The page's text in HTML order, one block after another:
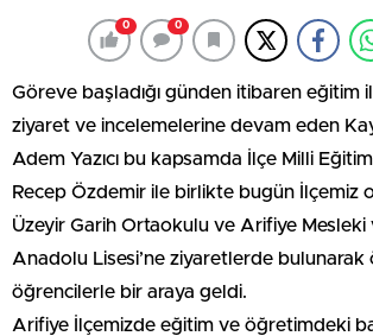
0 0
Göreve başladığı günden itibaren eğitim
ziyaret ve incelemelerine devam eden
Adem Yazıcı bu kapsamda İlçe Milli
Recep Özdemir ile birlikte bugün İlçemiz
Üzeyir Garih Ortaokulu ve Arifiye Mesleki
Anadolu Lisesi’ne ziyaretlerde
öğrencilerle bir araya geldi.
Arifiye İlçemizde eğitim ve öğretimdeki